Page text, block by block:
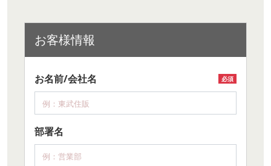
お客様情報
お名前/会社名 必須
部署名